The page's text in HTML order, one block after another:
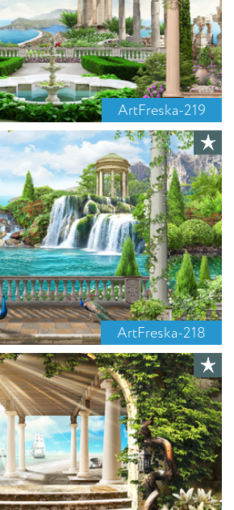
ArtFreska-219
ArtFreska-218